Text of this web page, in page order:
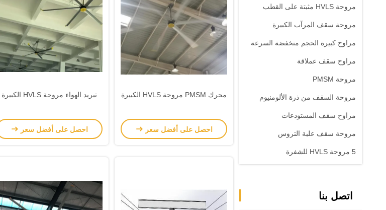
مروحة HVLS مثبتة على القطب
مروحة سقف المرآب الكبيرة
مراوح كبيرة الحجم منخفضة السرعة
مراوح سقف عملاقة
مروحة PMSM
مروحة السقف من ذرة الألومنيوم
مراوح سقف المستودعات
مروحة سقف علبة التروس
5 مروحة HVLS للشفرة
اتصل بنا
محرك PMSM مروحة HVLS الكبيرة
احصل على أفضل سعر
تبريد الهواء مروحة HVLS الكبيرة
احصل على أفضل سعر